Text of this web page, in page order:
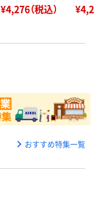
¥4,276（税込）
おすすめ特集一覧